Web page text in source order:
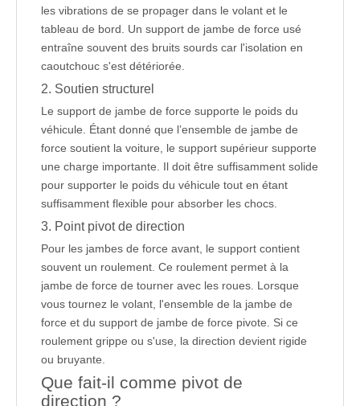
les vibrations de se propager dans le volant et le
tableau de bord. Un support de jambe de force usé
entraîne souvent des bruits sourds car l'isolation en
caoutchouc s'est détériorée.
2. Soutien structurel
Le support de jambe de force supporte le poids du
véhicule. Étant donné que l’ensemble de jambe de
force soutient la voiture, le support supérieur supporte
une charge importante. Il doit être suffisamment solide
pour supporter le poids du véhicule tout en étant
suffisamment flexible pour absorber les chocs.
3. Point pivot de direction
Pour les jambes de force avant, le support contient
souvent un roulement. Ce roulement permet à la
jambe de force de tourner avec les roues. Lorsque
vous tournez le volant, l'ensemble de la jambe de
force et du support de jambe de force pivote. Si ce
roulement grippe ou s'use, la direction devient rigide
ou bruyante.
Que fait-il comme pivot de
direction ?